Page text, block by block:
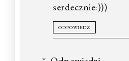
serdecznie:)))
ODPOWIEDZ